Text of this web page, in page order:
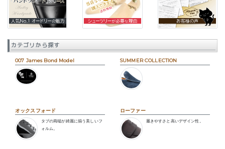
カテゴリから探す
007 James Bond Model SUMMER COLLECTION
オックスフォード
タブの両端が綺麗に揃う美しいフ
ォルム。
ローファー
履きやすさと高いデザイン性。